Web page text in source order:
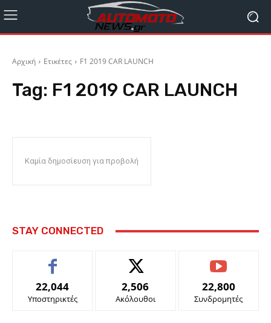
Αρχική Ετικέτες F1 2019 CAR LAUNCH
Tag: F1 2019 CAR LAUNCH
Καμία δημοσίευση για προβολή
STAY CONNECTED
22,044
Υποστηρικτές
2,506
Ακόλουθοι
22,800
Συνδρομητές